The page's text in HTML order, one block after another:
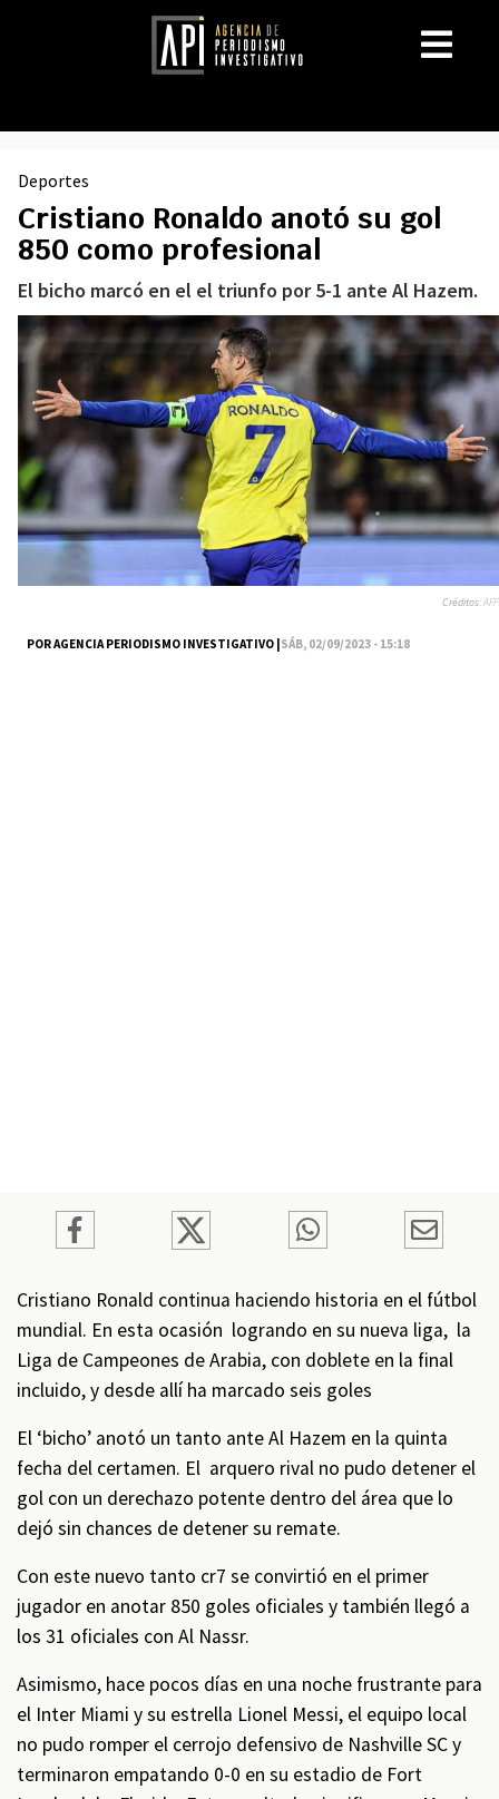
Deportes
Cristiano Ronaldo anotó su gol
850 como profesional
El bicho marcó en el el triunfo por 5-1 ante Al Hazem.
POR AGENCIA PERIODISMO INVESTIGATIVO |SÁB, 02/09/2023 - 15:18
Créditos:AFP
Cristiano Ronald continua haciendo historia en el fútbol
mundial. En esta ocasión logrando en su nueva liga, la
Liga de Campeones de Arabia, con doblete en la final
incluido, y desde allí ha marcado seis goles
El ‘bicho’ anotó un tanto ante Al Hazem en la quinta
fecha del certamen. El arquero rival no pudo detener el
gol con un derechazo potente dentro del área que lo
dejó sin chances de detener su remate.
Con este nuevo tanto cr7 se convirtió en el primer
jugador en anotar 850 goles oficiales y también llegó a
los 31 oficiales con Al Nassr.
Asimismo, hace pocos días en una noche frustrante para
el Inter Miami y su estrella Lionel Messi, el equipo local
no pudo romper el cerrojo defensivo de Nashville SC y
terminaron empatando 0-0 en su estadio de Fort